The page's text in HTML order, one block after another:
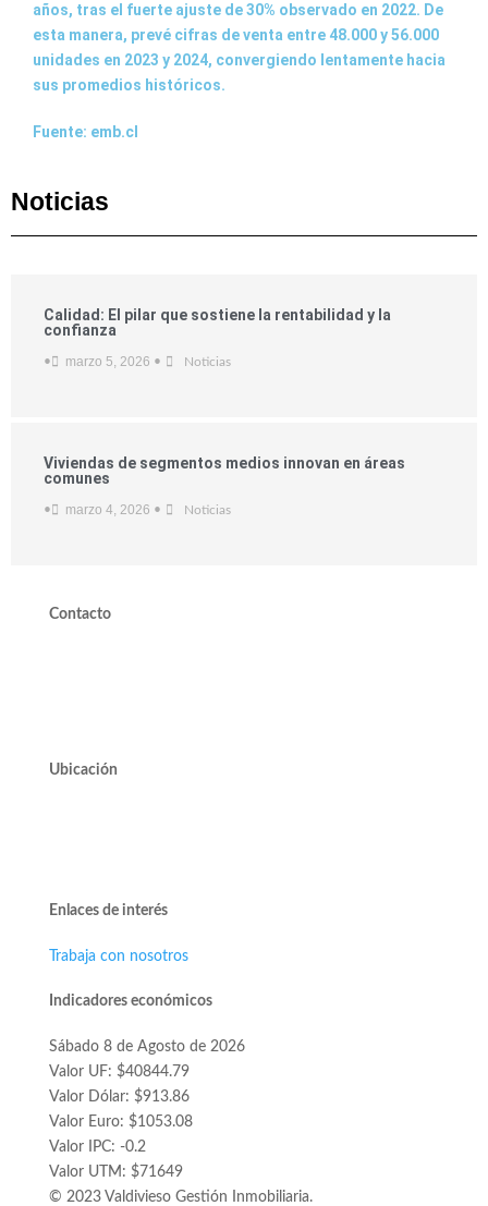
años, tras el fuerte ajuste de 30% observado en 2022. De
esta manera, prevé cifras de venta entre 48.000 y 56.000
unidades en 2023 y 2024, convergiendo lentamente hacia
sus promedios históricos.
Fuente: emb.cl
Noticias
Calidad: El pilar que sostiene la rentabilidad y la
confianza
• marzo 5, 2026 • Noticias
Viviendas de segmentos medios innovan en áreas
comunes
• marzo 4, 2026 • Noticias
Contacto
Ubicación
Enlaces de interés
Trabaja con nosotros
Indicadores económicos
Sábado 8 de Agosto de 2026
Valor UF: $40844.79
Valor Dólar: $913.86
Valor Euro: $1053.08
Valor IPC: -0.2
Valor UTM: $71649
© 2023 Valdivieso Gestión Inmobiliaria.